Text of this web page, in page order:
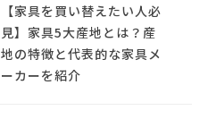
【家具を買い替えたい人必
見】家具5大産地とは？産
地の特徴と代表的な家具メ
ーカーを紹介